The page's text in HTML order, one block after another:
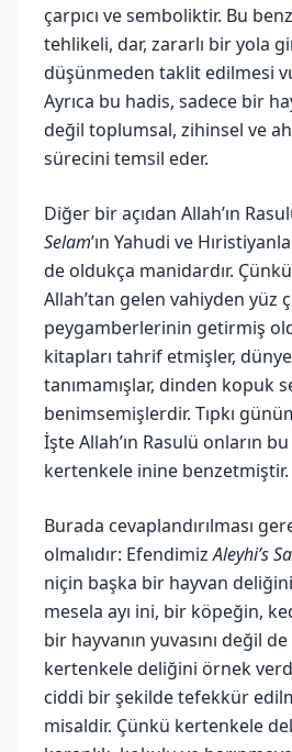
çarpıcı ve semboliktir. Bu
tehlikeli, dar, zararlı bir yola
düşünmeden taklit edilmesi
Ayrıca bu hadis, sadece bir
değil toplumsal, zihinsel ve
sürecini temsil eder.
Diğer bir açıdan Allah’ın
Selam’ın Yahudi ve
de oldukça manidardır.
Allah’tan gelen vahiyden yüz
peygamberlerinin getirmiş
kitapları tahrif etmişler,
tanımamışlar, dinden kopuk
benimsemişlerdir. Tıpkı
İşte Allah’ın Rasulü onların
kertenkele inine benzetmiştir.
Burada cevaplandırılması
olmalıdır: EfendimizAleyhi’s
niçin başka bir hayvan
mesela ayı ini, bir köpeğin,
bir hayvanın yuvasını değil
kertenkele deliğini örnek
ciddi bir şekilde tefekkür
misaldir. Çünkü kertenkele